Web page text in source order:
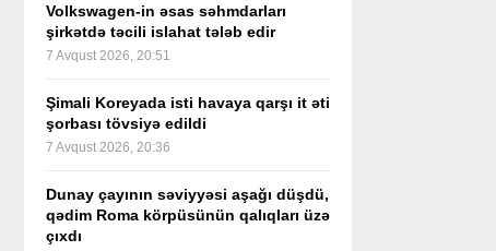
Volkswagen-in əsas səhmdarları
şirkətdə təcili islahat tələb edir
7 Avqust 2026, 20:51
Şimali Koreyada isti havaya qarşı it əti
şorbası tövsiyə edildi
7 Avqust 2026, 20:36
Dunay çayının səviyyəsi aşağı düşdü,
qədim Roma körpüsünün qalıqları üzə
çıxdı